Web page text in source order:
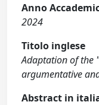
Anno
2024
Titolo inglese
Adaptation of the
argumentative
Abstract in